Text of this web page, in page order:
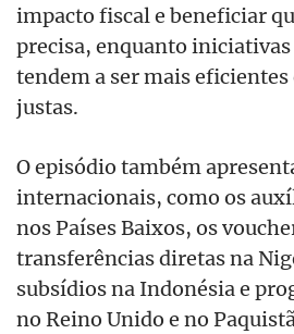
impacto fiscal e beneficiar
precisa, enquanto
tendem a ser mais
justas.
O episódio também
internacionais, como os
nos Países Baixos, os
transferências diretas na
subsídios na Indonésia e
no Reino Unido e no